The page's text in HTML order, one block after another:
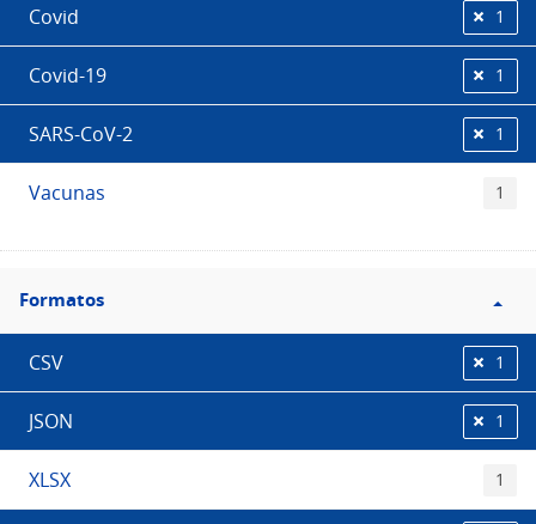
Covid 1
Covid-19 1
SARS-CoV-2 1
Vacunas 1
Filtro
Formatos
Formatos
CSV 1
JSON 1
XLSX 1